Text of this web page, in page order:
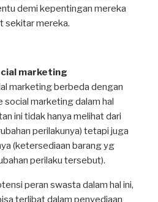
demi kepentingan mereka
sekitar mereka.
marketing
marketing berbeda dengan
social marketing dalam hal
ini tidak hanya melihat dari
perilakunya) tetapi juga
(ketersediaan barang yg
perilaku tersebut).
peran swasta dalam hal ini,
terlibat dalam penyediaan